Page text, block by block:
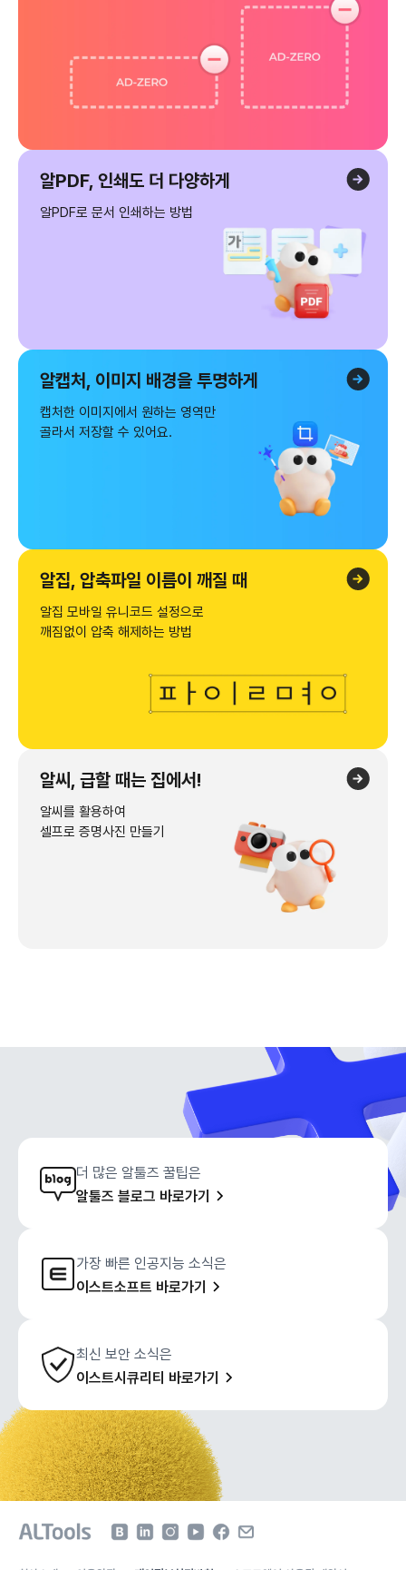
알PDF, 인쇄도 더 다양하게
알PDF로 문서 인쇄하는 방법
알캡처, 이미지 배경을 투명하게
캡처한 이미지에서 원하는 영역만​
골라서 저장할 수 있어요.
알집, 압축파일 이름이 깨질 때
알집 모바일 유니코드 설정으로
깨짐없이 압축 해제하는 방법
알씨, 급할 때는 집에서!
알씨를 활용하여
셀프로 증명사진 만들기
더 많은 알툴즈 꿀팁은
알툴즈 블로그 바로가기
가장 빠른 인공지능 소식은
이스트소프트 바로가기
최신 보안 소식은
이스트시큐리티 바로가기